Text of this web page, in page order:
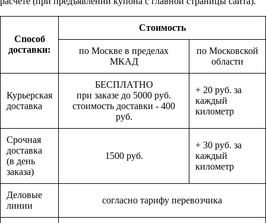
Способ
доставки:
Стоимость
по Москве в пределах
МКАД
по Московской
области
Курьерская
доставка
БЕСПЛАТНО
при заказе до 5000 руб.
стоимость доставки - 400
руб.
+ 20 руб. за
каждый
километр
Срочная
доставка
(в день
заказа)
1500 руб.
+ 30 руб. за
каждый
километр
Деловые
линии
согласно тарифу перевозчика